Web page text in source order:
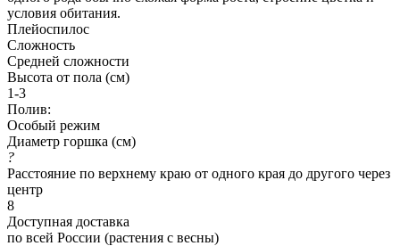
условия обитания.
Плейоспилос
Сложность
Средней сложности
Высота от пола (см)
1-3
Полив:
Особый режим
Диаметр горшка (см)
?
Расстояние по верхнему краю от одного края до другого через
центр
8
Доступная доставка
по всей России (растения с весны)